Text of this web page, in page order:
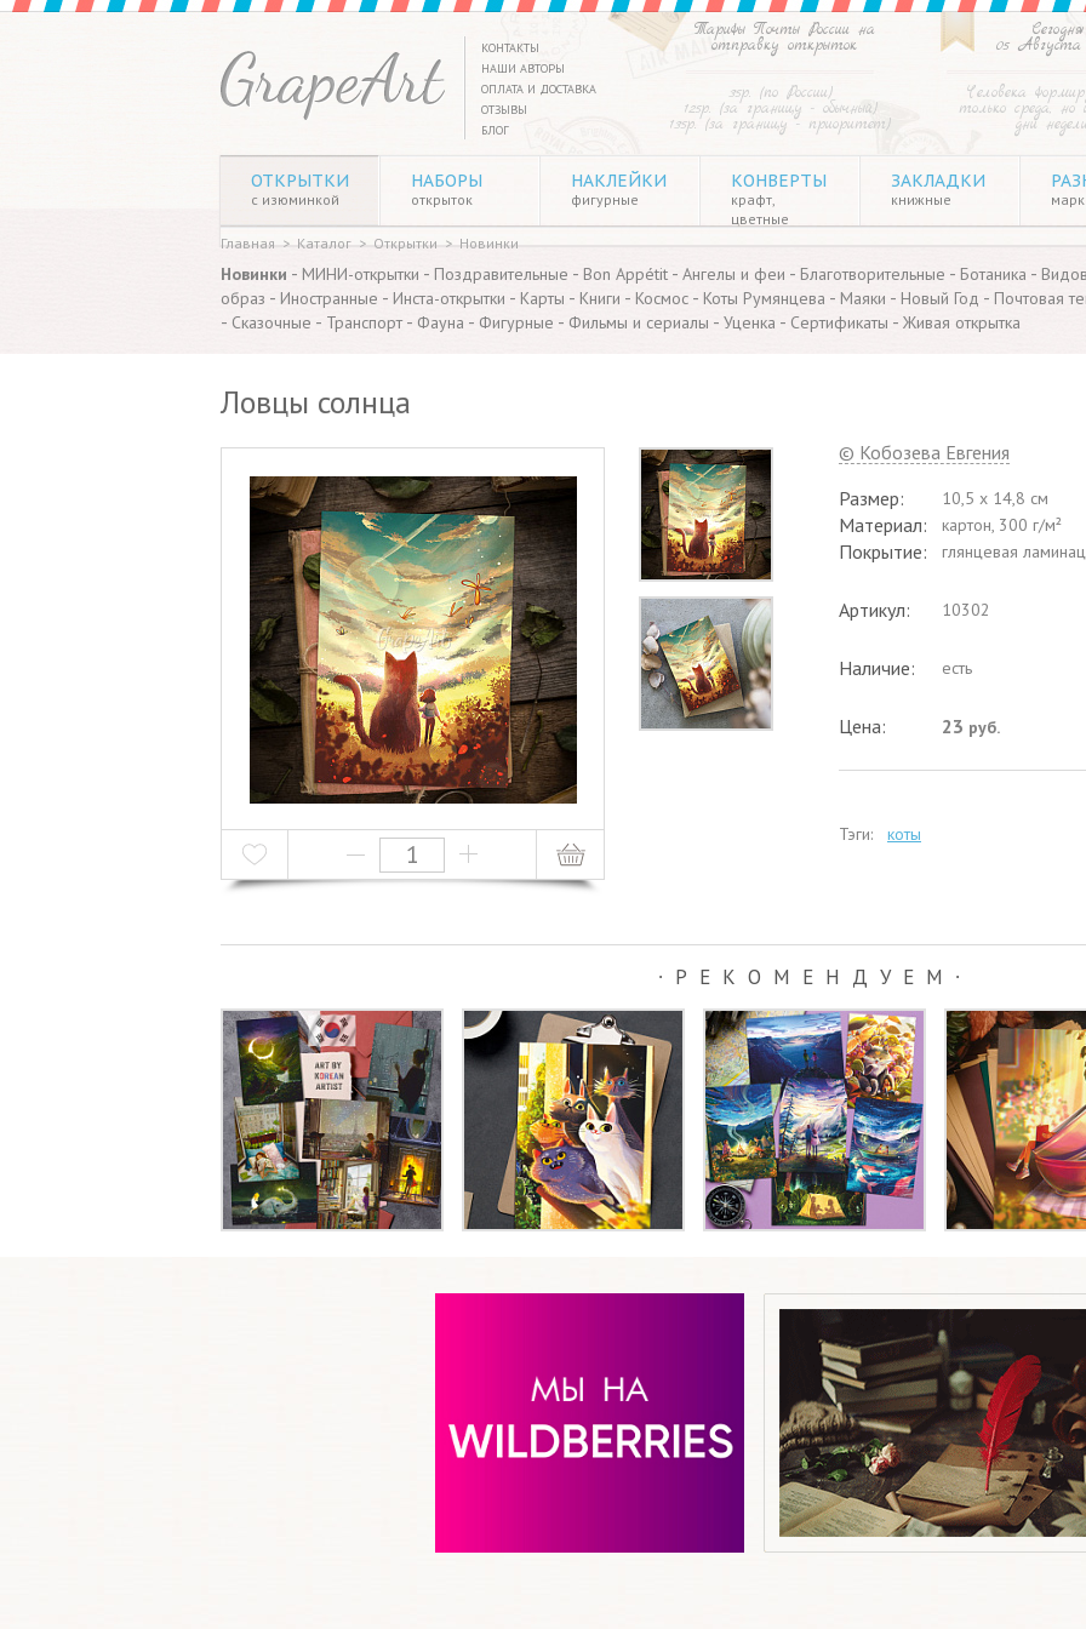
Сегодня
05 Августа
Человека
только среда, но
дни
Тарифы Почты России на
отправку открыток
35р. (по России)
125р. (за границу - обычный)
135р. (за границу - приоритет)
КОНТАКТЫ
НАШИ АВТОРЫ
ОПЛАТА И ДОСТАВКА
ОТЗЫВЫ
БЛОГ
ОТКРЫТКИ
с изюминкой
НАБОРЫ
открыток
НАКЛЕЙКИ
фигурные
КОНВЕРТЫ
крафт,
цветные
ЗАКЛАДКИ
книжные
Главная > Каталог > Открытки > Новинки
Новинки - МИНИ-открытки - Поздравительные - Bon Appétit - Ангелы и феи - Благотворительные - Ботаника -
образ - Иностранные - Инста-открытки - Карты - Книги - Космос - Коты Румянцева - Маяки - Новый Год - Почтовая
- Сказочные - Транспорт - Фауна - Фигурные - Фильмы и сериалы - Уценка - Сертификаты - Живая открытка
Ловцы солнца
© Кобозева Евгения
Размер:
10,5 х 14,8 см
Материал: картон, 300 г/м²
Покрытие: глянцевая
Артикул: 10302
Наличие: есть
Цена: 23 руб.
Тэги: коты
∙РЕКОМЕНДУЕМ∙